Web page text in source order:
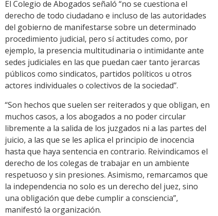
El Colegio de Abogados señaló “no se cuestiona el
derecho de todo ciudadano e incluso de las autoridades
del gobierno de manifestarse sobre un determinado
procedimiento judicial, pero sí actitudes como, por
ejemplo, la presencia multitudinaria o intimidante ante
sedes judiciales en las que puedan caer tanto jerarcas
públicos como sindicatos, partidos políticos u otros
actores individuales o colectivos de la sociedad”.
“Son hechos que suelen ser reiterados y que obligan, en
muchos casos, a los abogados a no poder circular
libremente a la salida de los juzgados ni a las partes del
juicio, a las que se les aplica el principio de inocencia
hasta que haya sentencia en contrario. Reivindicamos el
derecho de los colegas de trabajar en un ambiente
respetuoso y sin presiones. Asimismo, remarcamos que
la independencia no solo es un derecho del juez, sino
una obligación que debe cumplir a consciencia”,
manifestó la organización.